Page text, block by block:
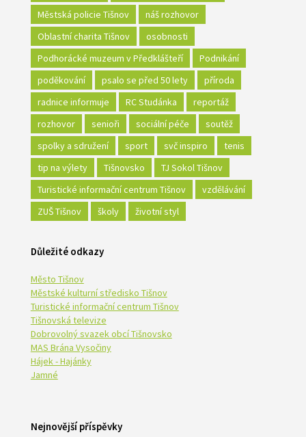
Městská policie Tišnov
náš rozhovor
Oblastní charita Tišnov
osobnosti
Podhorácké muzeum v Předklášteří
Podnikání
poděkování
psalo se před 50 lety
příroda
radnice informuje
RC Studánka
reportáž
rozhovor
senioři sociální péče
soutěž
spolky a sdružení
sport svč inspiro
tenis
tip na výlety
Tišnovsko
TJ Sokol Tišnov
Turistické informační centrum Tišnov
vzdělávání
ZUŠ Tišnov
školy životní styl
Důležité odkazy
Město Tišnov
Městské kulturní středisko Tišnov
Turistické informační centrum Tišnov
Tišnovská televize
Dobrovolný svazek obcí Tišnovsko
MAS Brána Vysočiny
Hájek - Hajánky
Jamné
Nejnovější příspěvky